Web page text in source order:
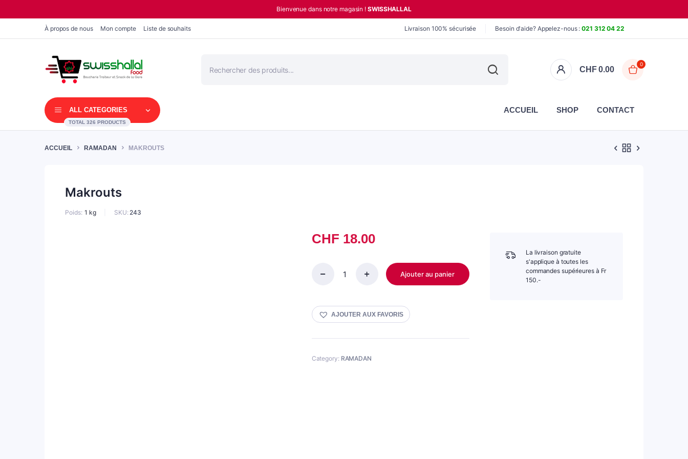
Bienvenue dans notre magasin ! SWISSHALLAL
À propos de nous Mon compte Liste de souhaits Livraison 100% sécurisée Besoin d'aide? Appelez-nous :021 312 04 22
produits
CHF0.00
0
ALL CATEGORIES
TOTAL 326 PRODUCTS
ACCUEIL SHOP CONTACT
ACCUEIL RAMADAN MAKROUTS
Makrouts
Poids 1 kg SKU: 243
CHF 18.00
Ajouter au panier
AJOUTER AUX FAVORIS
Category: RAMADAN
La livraison gratuite
s'applique à toutes les
commandes supérieures à Fr
150.-